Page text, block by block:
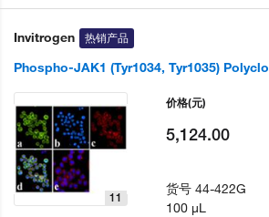
Invitrogen 热销产品
Phospho-JAK1 (Tyr1034, Tyr1035)
11
价格(元)
5,124.00
货号44-422G
100 µL